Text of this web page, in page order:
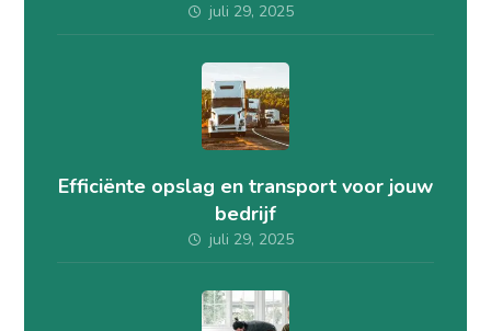
juli 29, 2025
Efficiënte opslag en transport voor jouw
bedrijf
juli 29, 2025